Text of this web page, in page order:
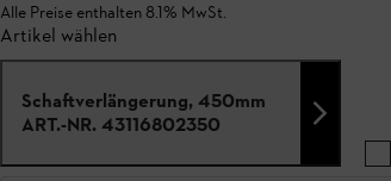
Alle Preise enthalten 8.1% MwSt.
Artikel wählen
Schaftverlängerung, 450mm
ART.-NR. 43116802350